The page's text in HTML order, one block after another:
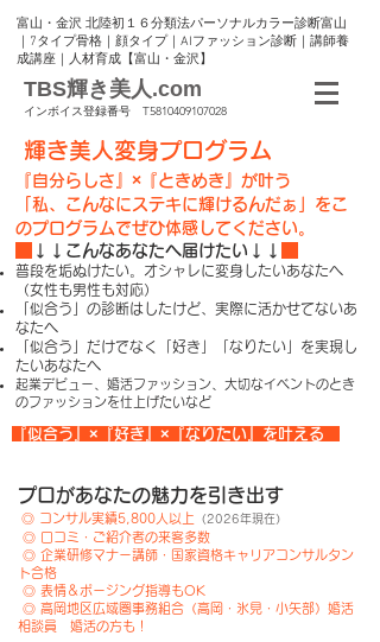
富山・金沢 北陸初１６分類法パーソナルカラー診断富山
｜7タイプ骨格｜顔タイプ｜AIファッション診断｜講師養
成講座｜人材育成【富山・金沢】
TBS輝き美人.com
インボイス登録番号 T5810409107028
輝き美人変身プログラム
『自分らしさ』×『ときめき』が叶う
「私、こんなにステキに輝けるんだぁ」をこ
のプログラムでぜひ体感してください。
↓↓​こんなあなたへ届けたい↓↓
普段を垢ぬけたい。オシャレに変身したいあなたへ
（女性も男性も対応）
「似合う」の診断はしたけど、実際に活かせてないあ
なたへ
「似合う」だけでなく「好き」「なりたい」を実現し
たいあなたへ
​起業デビュー、婚活ファッション、大切なイベントのとき
のファッションを仕上げたいなど
『似合う』×『好き』×『なりたい』を叶える
プロがあなたの魅力を引き出す
◎ コンサル実績5,800人以上 （2026年現在）
◎ 口コミ・ご紹介者の来客多数
​ ◎ 企業研修マナー講師・国家資格キャリアコンサルタン
ト合格
◎ 表情＆ポージング指導もOK
​ ◎ 高岡地区広域圏事務組合（高岡・氷見・小矢部）婚活
相談員 婚活の方も！